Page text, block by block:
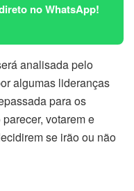
no WhatsApp!
analisada pelo
algumas lideranças
para os
votarem e
se irão ou não